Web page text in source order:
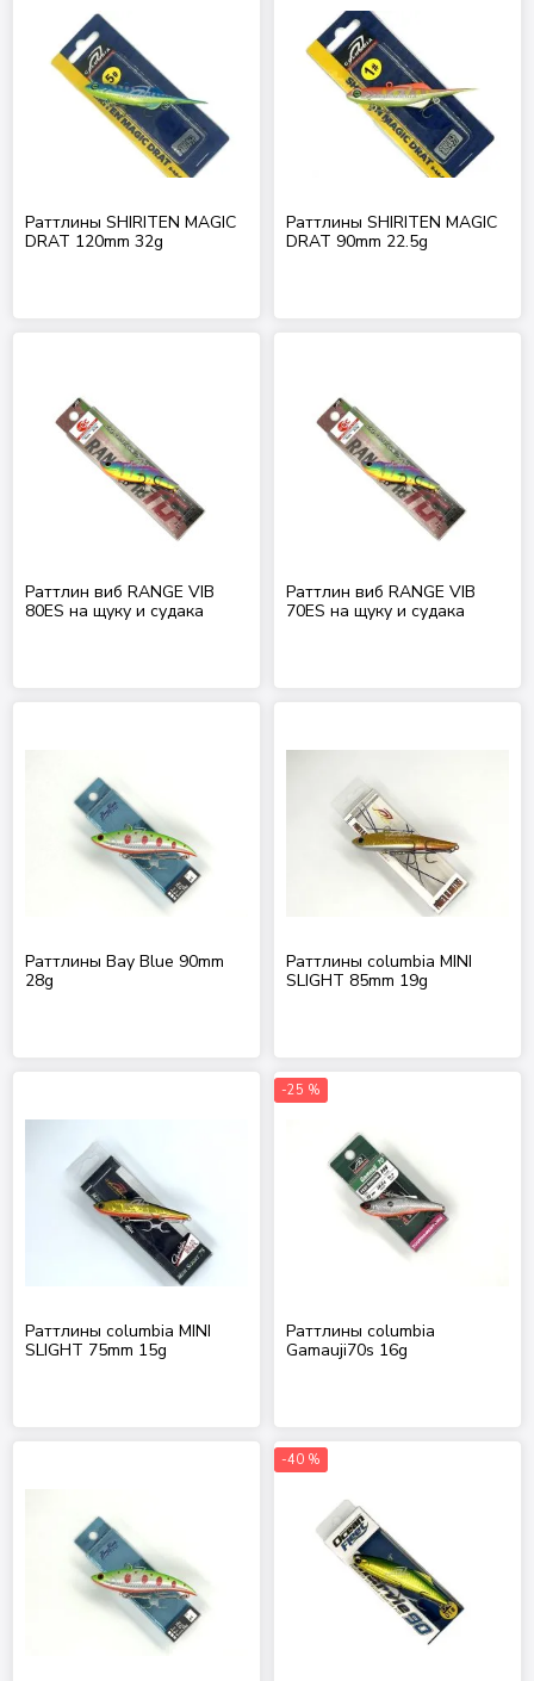
Раттлины SHIRITEN MAGIC
DRAT 120mm 32g
Раттлины SHIRITEN MAGIC
DRAT 90mm 22.5g
Раттлин виб RANGE VIB
80ES на щуку и судака
Раттлин виб RANGE VIB
70ES на щуку и судака
Раттлины Bay Blue 90mm
28g
Раттлины columbia MINI
SLIGHT 85mm 19g
Раттлины columbia MINI
SLIGHT 75mm 15g
-25 %
Раттлины columbia
Gamauji70s 16g
-40 %